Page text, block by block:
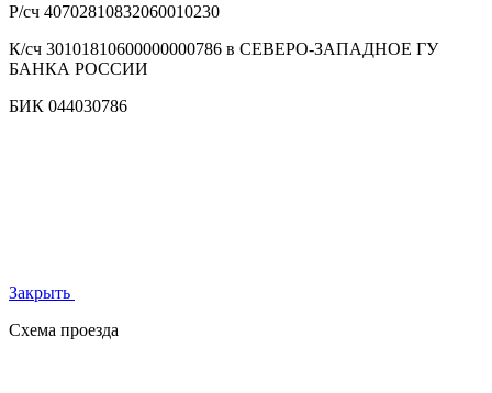
Р/сч 40702810832060010230
К/сч 30101810600000000786 в СЕВЕРО-ЗАПАДНОЕ ГУ
БАНКА РОССИИ
БИК 044030786
Закрыть
Схема проезда